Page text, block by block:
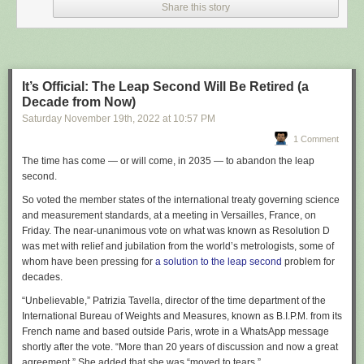
d'une part «l'évolution des besoins dans le domaine de la métrologie»,
et d'autre part «la transformation numérique mondiale et le SI». Il est
manière adéquate aux nouveaux défis métrologiques».
La CGPM encourage également le Comité «
le 150e anniversaire de la signature de la Convention du Mètre en
». Un rappel rapide sur les
méandres administratifs : le BIPM est placé sous la surveillance du
Comité international des poids et mesures (CIPM), lui-même placé sous
l'autorité de la Conférence générale des poids et mesures (CGPM)...
vous suivez ?
La deuxième résolution encourage également le CIPM à continuer « ses
actions de promotion et de mobilisation afin de s’assurer que le rôle de
la Convention du Mètre, en tant que fondement de la confiance vis-à-vis
de la métrologie accepté au niveau international, s’ouvre à l’ère
numérique ». Il est ainsi question de « développer et promouvoir un «
cadre numérique du SI», qui devra notamment adopter «
les principes
FAIR (Findable, Accessible, Interoperable, and Reusable [Faciles à
trouver, Accessibles, Interopérables et Réutilisables, ndlr]) pour les
données et métadonnées métrologiques numériques
Share this story
It’s Official: The Leap Second Will Be Retired (a
Decade from Now)
Saturday November 19th, 2022 at 10:57 PM
1 Comment
The time has come — or will come, in 2035 — to abandon the leap
second.
So voted the member states of the international treaty governing science
and measurement standards, at a meeting in Versailles, France, on
Friday. The near-unanimous vote on what was known as Resolution D
was met with relief and jubilation from the world’s metrologists, some of
whom have been pressing for a solution to the leap second problem for
decades.
“Unbelievable,” Patrizia Tavella, director of the time department of the
International Bureau of Weights and Measures, known as B.I.P.M. from its
French name and based outside Paris, wrote in a WhatsApp message
shortly after the vote. “More than 20 years of discussion and now a great